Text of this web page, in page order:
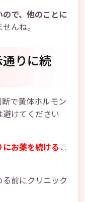
ので、他のことに
んね。
りに続
で黄体ホルモン
けてください
お薬を続ける こ
前にクリニック